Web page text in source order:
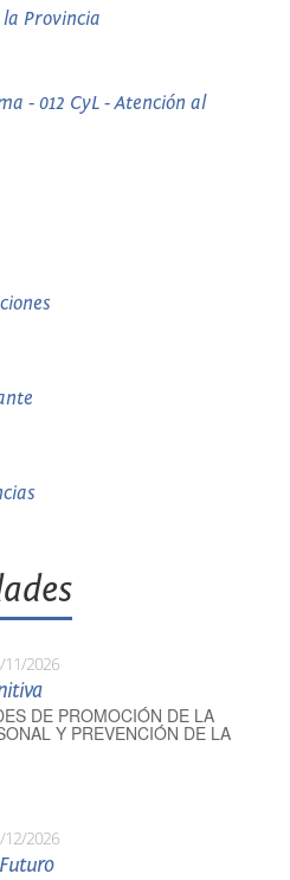
Provincia
- 012 CyL - Atención al
11/2026
DE PROMOCIÓN DE LA
Y PREVENCIÓN DE LA
12/2026